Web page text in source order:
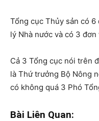
Tổng cục Thủy sản có
lý Nhà nước và có 3
Cả 3 Tổng cục nói trên
là Thứ trưởng Bộ Nông
có không quá 3 Phó
Bài Liên Quan: